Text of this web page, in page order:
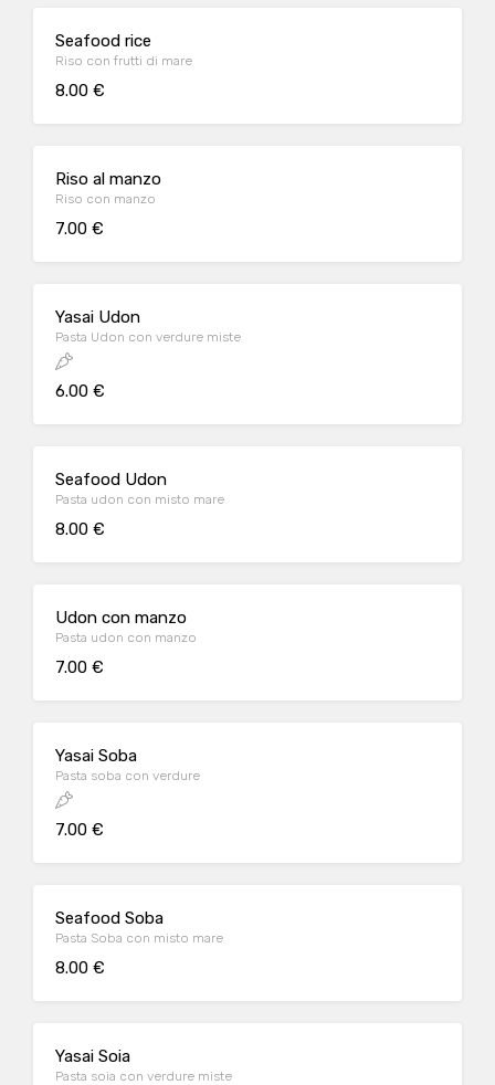
Seafood rice
Riso con frutti di mare
8.00 €
Riso al manzo
Riso con manzo
7.00 €
Yasai Udon
Pasta Udon con verdure miste
6.00 €
Seafood Udon
Pasta udon con misto mare
8.00 €
Udon con manzo
Pasta udon con manzo
7.00 €
Yasai Soba
Pasta soba con verdure
7.00 €
Seafood Soba
Pasta Soba con misto mare
8.00 €
Yasai Soia
Pasta soia con verdure miste